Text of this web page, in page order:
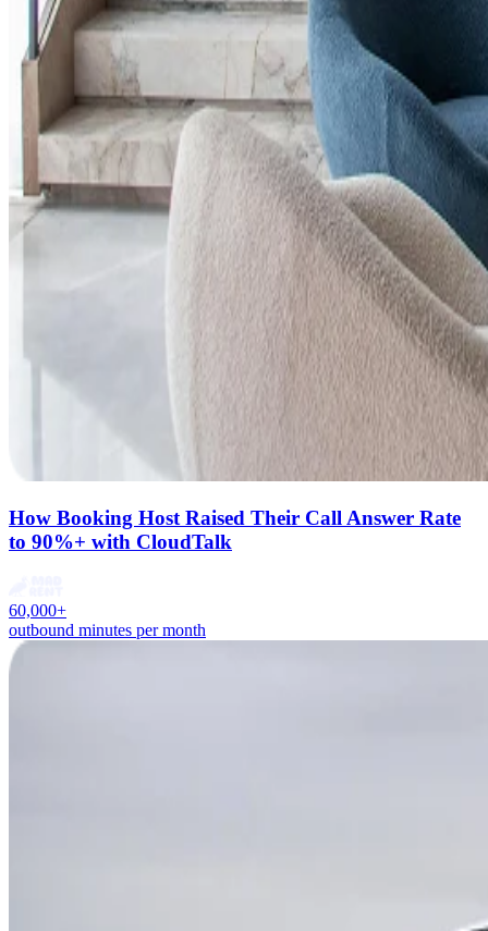
How Booking Host Raised Their Call Answer Rate
to 90%+ with CloudTalk
60,000+
outbound minutes per month